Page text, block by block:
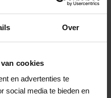
Over
cookies
en advertenties te
social media te bieden en